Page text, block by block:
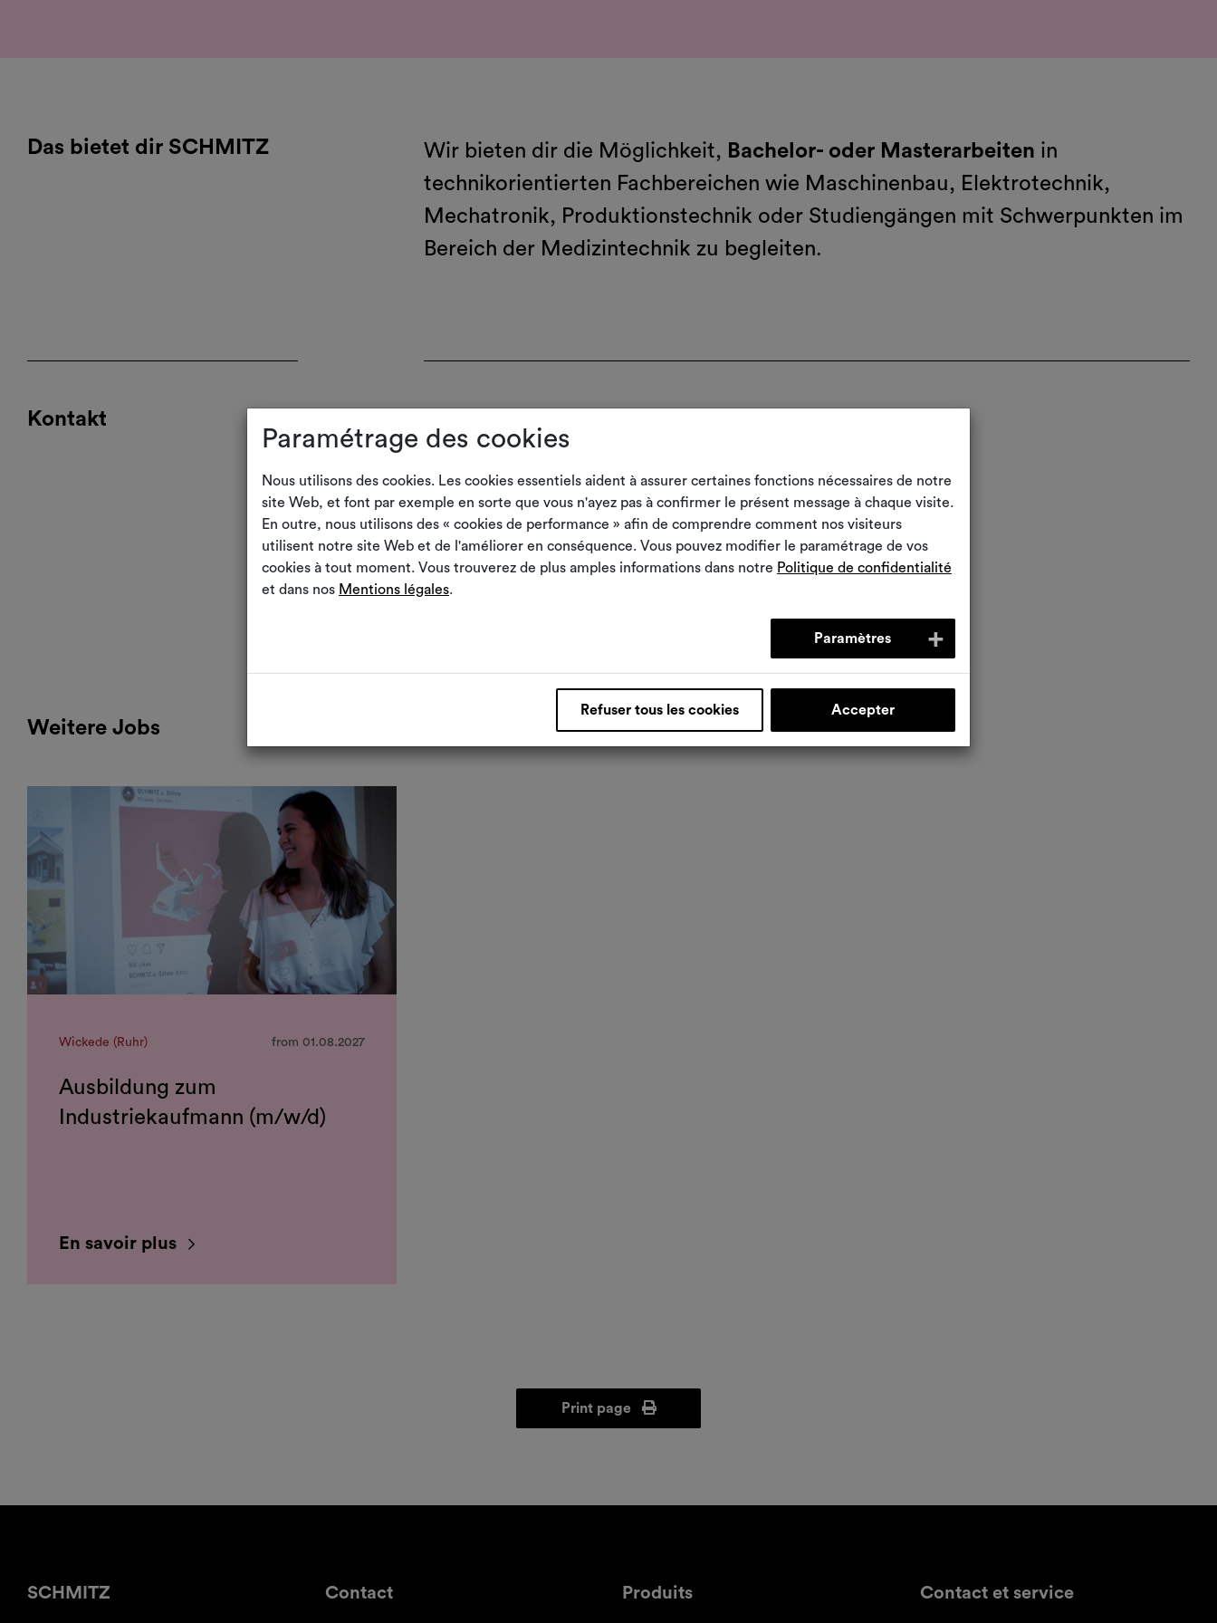
Das bietet dir SCHMITZ Wir bieten dir die Möglichkeit, Bachelor- oder Masterarbeiten in
technikorientierten Fachbereichen wie Maschinenbau, Elektrotechnik,
Mechatronik, Produktionstechnik oder Studiengängen mit Schwerpunkten im
Bereich der Medizintechnik zu begleiten.
Kontakt
SCHMITZ medical GmbH
Personalabteilung
Zum Ostenfeld 29
58739 Wickede (Ruhr)
Weitere Jobs
Wickede (Ruhr) from 01.08.2027
Ausbildung zum
Industriekaufmann (m/w/d)
En savoir plus
Print page
SCHMITZ Contact Produits Contact et service
Paramétrage des cookies
Nous utilisons des cookies. Les cookies essentiels aident à assurer certaines fonctions nécessaires de notre
site Web, et font par exemple en sorte que vous n'ayez pas à confirmer le présent message à chaque visite.
En outre, nous utilisons des « cookies de performance » afin de comprendre comment nos visiteurs
utilisent notre site Web et de l'améliorer en conséquence. Vous pouvez modifier le paramétrage de vos
cookies à tout moment. Vous trouverez de plus amples informations dans notre Politique de confidentialité
et dans nos Mentions légales.
Paramètres
Refuser tous les cookies Accepter